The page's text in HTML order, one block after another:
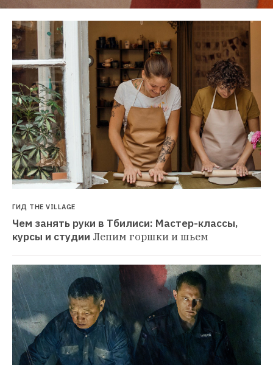
ГИД THE VILLAGE
Чем занять руки в Тбилиси: Мастер-классы,
курсы и студии Лепим горшки и шьем